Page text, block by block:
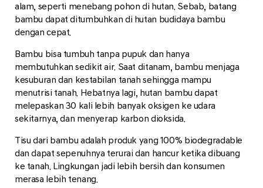
alam, seperti menebang pohon di hutan. Sebab, batang
bambu dapat ditumbuhkan di hutan budidaya bambu
dengan cepat.
Bambu bisa tumbuh tanpa pupuk dan hanya
membutuhkan sedikit air. Saat ditanam, bambu menjaga
kesuburan dan kestabilan tanah sehingga mampu
menutrisi tanah. Hebatnya lagi, hutan bambu dapat
melepaskan 30 kali lebih banyak oksigen ke udara
sekitarnya, dan menyerap karbon dioksida.
Tisu dari bambu adalah produk yang 100% biodegradable
dan dapat sepenuhnya terurai dan hancur ketika dibuang
ke tanah. Lingkungan jadi lebih bersih dan konsumen
merasa lebih tenang.